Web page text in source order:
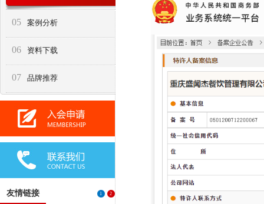
05 案例分析
06 资料下载
07 品牌推荐
友情链接 1 2